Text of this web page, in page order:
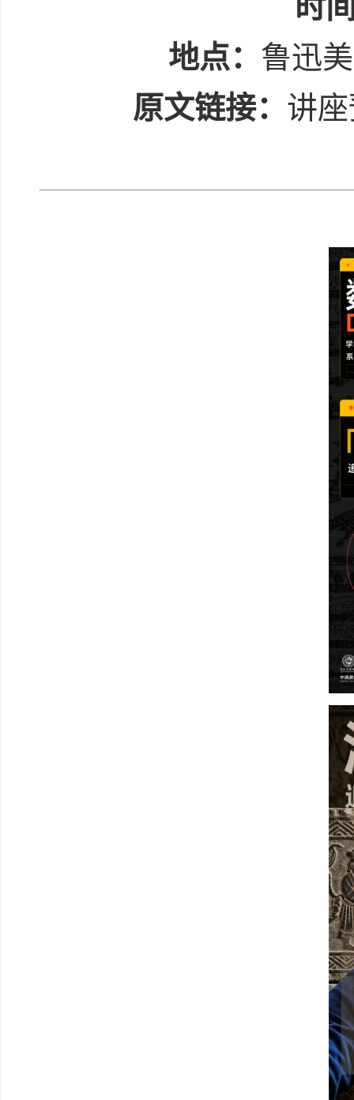
时
地点： 鲁迅
原文链接： 讲